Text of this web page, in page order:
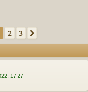
2 3
17:27